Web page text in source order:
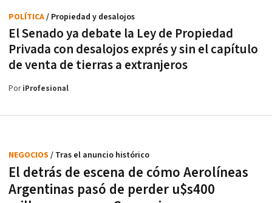
El Senado ya debate la Ley de Propiedad
Privada con desalojos exprés y sin el capítulo
de venta de tierras a extranjeros
POLÍTICA/ Propiedad y desalojos
PoriProfesional
El detrás de escena de cómo Aerolíneas
Argentinas pasó de perder u$s400
NEGOCIOS / Tras el anuncio histórico